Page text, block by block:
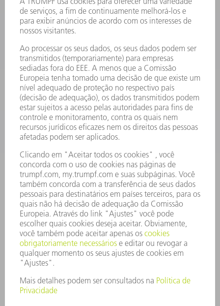
MÁQUINAS & SISTEMAS
LASER
ELETRÔNICA DE POTÊNCIA
FERRAMENTAS ELÉTRICAS
SMART FACTORY
SOFTWARE
SERVIÇOS
APLICAÇÕES
SETORES
EMPRESA
CARREIRA
OFERTAS DE EMPREGO
PERFIL DA EMPRESA
CONSELHO DE ADMINISTRAÇÃO
RELATÓRIO FINANCEIRO ANUAL
PRINCÍPIOS EMPRESARIAIS
COMPLIANCE
SISTEMA DE DENÚNCIAS
SEGURANÇA
COMUNICADOS À IMPRENSA
REVISTAS
SUSTENTABILIDADE
MEIO AMBIENTE E CLIMA
SOCIAL E CORPORATIVO
ADMINISTRAÇÃO EMPRESARIAL